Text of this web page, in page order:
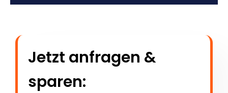
Jetzt anfragen &
sparen: